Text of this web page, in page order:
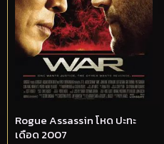
Rogue Assassin โหด ปะทะ
เดือด 2007